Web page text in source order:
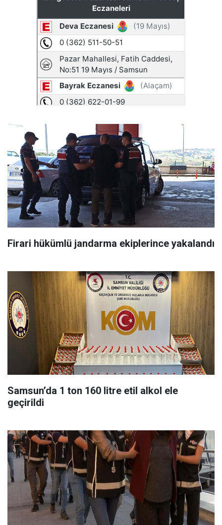
Firari hükümlü jandarma ekiplerince yakalandı
Samsun’da 1 ton 160 litre etil alkol ele
geçirildi